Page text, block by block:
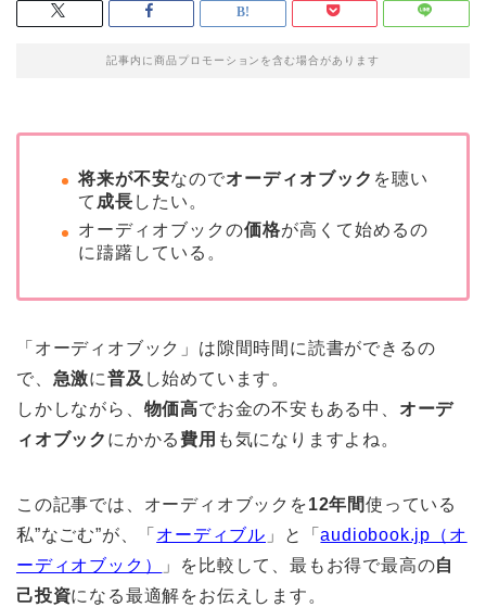
記事内に商品プロモーションを含む場合があります
将来が不安なのでオーディオブック を聴い
て 成長 したい。
オーディオブックの価格が高くて始めるの
に躊躇している。
「オーディオブック」は隙間時間に読書ができるの
で、 急激に普及 し始めています。
しかしながら、 物価高でお金の不安もある中、 オーデ
ィオブック にかかる費用 も気になりますよね。
この記事では、オーディオブックを12年間使っている
私”なごむ”が、「 オーディブル 」と「audiobook.jp（オ
ーディオブック）
」を比較して、最もお得で最高の自
己投資になる最適解をお伝えします。